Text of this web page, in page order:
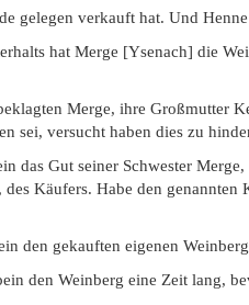
gelegen verkauft hat. Und
hat Merge [Ysenach] die
Merge, ihre Großmutter
sei, versucht haben dies zu
das Gut seiner Schwester
Käufers. Habe den
den gekauften eigenen
den Weinberg eine Zeit lang,